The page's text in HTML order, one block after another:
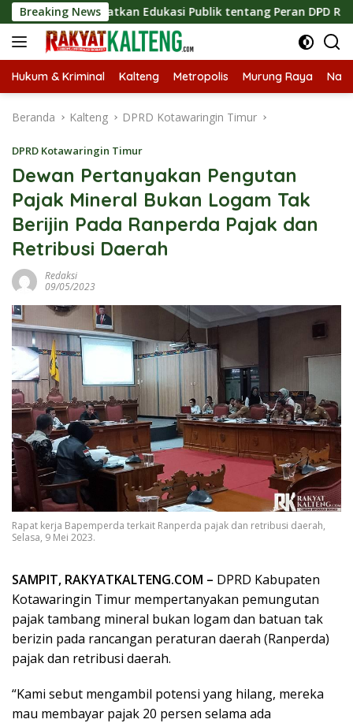
Langsung
ke
konten
Breaking News
Tingkatkan Edukasi Publik tentang Peran DPD RI
Hukum & Kriminal Kalteng Metropolis Murung Raya
Beranda Kalteng DPRD Kotawaringin Timur
DPRD Kotawaringin Timur
Dewan Pertanyakan Pengutan
Pajak Mineral Bukan Logam Tak
Berijin Pada Ranperda Pajak dan
Retribusi Daerah
Redaksi
09/05/2023
Rapat kerja Bapemperda terkait Ranperda pajak dan retribusi daerah,
Selasa, 9 Mei 2023.
SAMPIT, RAKYATKALTENG.COM – DPRD Kabupaten
Kotawaringin Timur mempertanyakan pemungutan
pajak tambang mineral bukan logam dan batuan tak
berizin pada rancangan peraturan daerah (Ranperda)
pajak dan retribusi daerah.
“Kami sebut mengambil potensi yang hilang, mereka
mau membayar pajak 20 persen selama ada